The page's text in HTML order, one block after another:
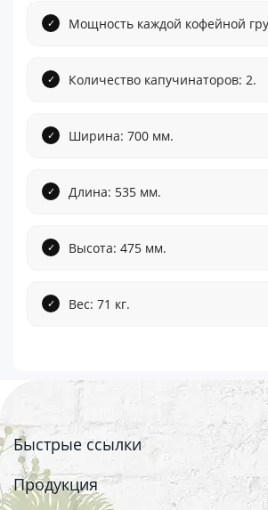
Мощность каждой кофейной
Количество капучинаторов: 2.
Ширина: 700 мм.
Длина: 535 мм.
Высота: 475 мм.
Вес: 71 кг.
Быстрые ссылки
Продукция